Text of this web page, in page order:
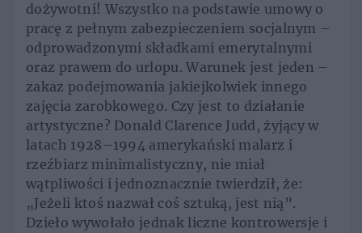
dożywotni! Wszystko na podstawie umowy o
pracę z pełnym zabezpieczeniem socjalnym –
odprowadzonymi składkami emerytalnymi
oraz prawem do urlopu. Warunek jest jeden –
zakaz podejmowania jakiejkolwiek innego
zajęcia zarobkowego. Czy jest to działanie
artystyczne? Donald Clarence Judd, żyjący w
latach 1928–1994 amerykański malarz i
rzeźbiarz minimalistyczny, nie miał
wątpliwości i jednoznacznie twierdził, że:
„Jeżeli ktoś nazwał coś sztuką, jest nią”.
Dzieło wywołało jednak liczne kontrowersje i